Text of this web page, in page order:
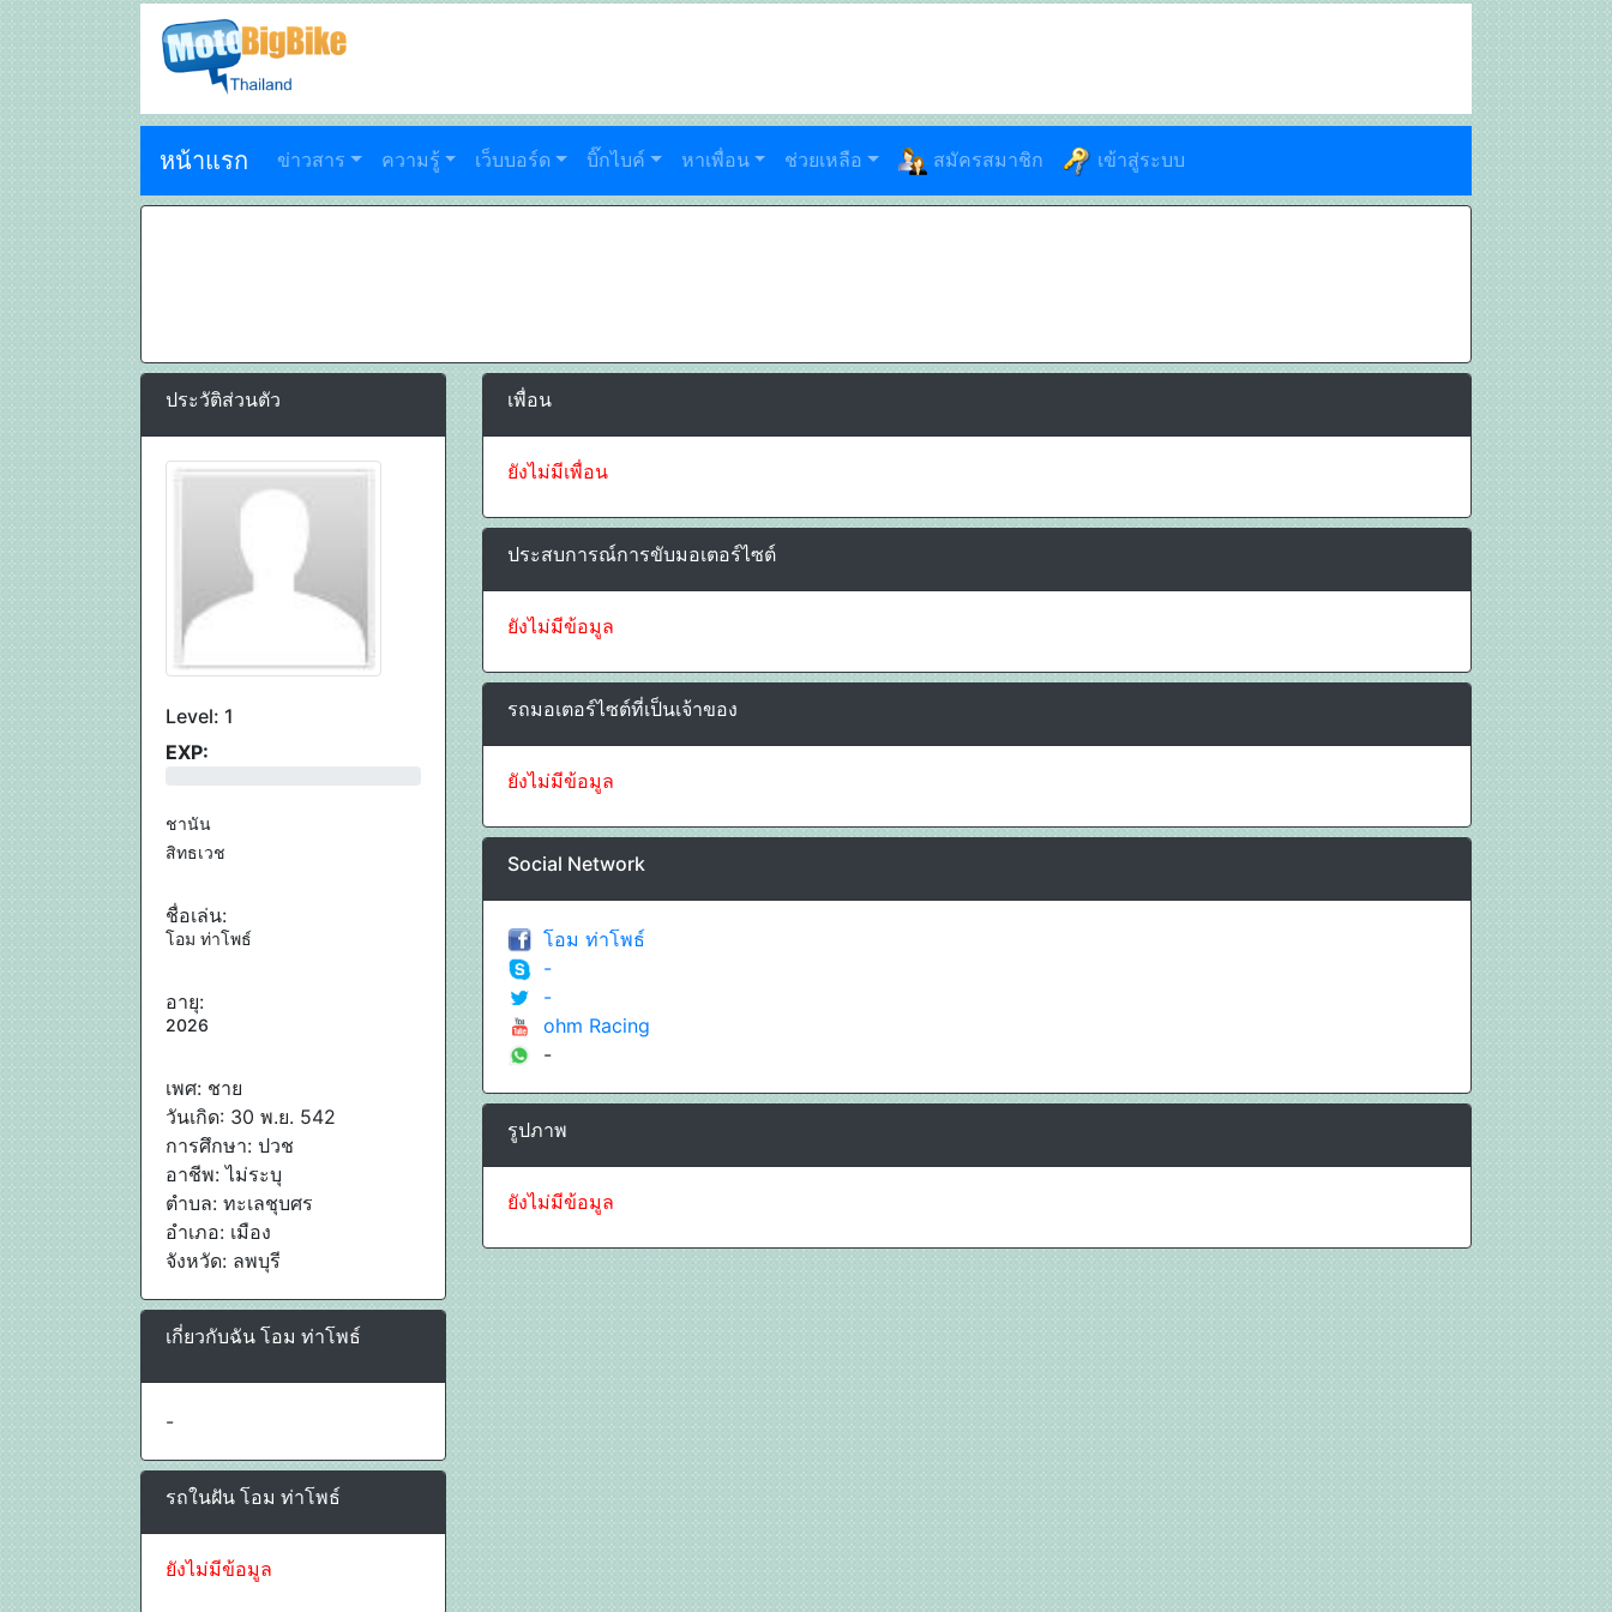
หน้าแรก ข่าวสาร ความรู้ เว็บบอร์ด บิ๊กไบค์ หาเพื่อน ช่วยเหลือ สมัครสมาชิก เข้าสู่ระบบ
ประวัติส่วนตัว
Level: 1
EXP:
ชานัน
สิทธเวช
ชื่อเล่น:
โอม ท่าโพธ์
อายุ:
2026
เพศ: ชาย
วันเกิด: 30 พ.ย. 542
การศึกษา: ปวช
อาชีพ: ไม่ระบุ
ตำบล: ทะเลชุบศร
อำเภอ: เมือง
จังหวัด: ลพบุรี
เกี่ยวกับฉัน โอม ท่าโพธ์
-
รถในฝัน โอม ท่าโพธ์
ยังไม่มีข้อมูล
เพื่อน
ยังไม่มีเพื่อน
ประสบการณ์การขับมอเตอร์ไซต์
ยังไม่มีข้อมูล
รถมอเตอร์ไซต์ที่เป็นเจ้าของ
ยังไม่มีข้อมูล
Social Network
โอม ท่าโพธ์
-
-
ohm Racing
-
รูปภาพ
ยังไม่มีข้อมูล